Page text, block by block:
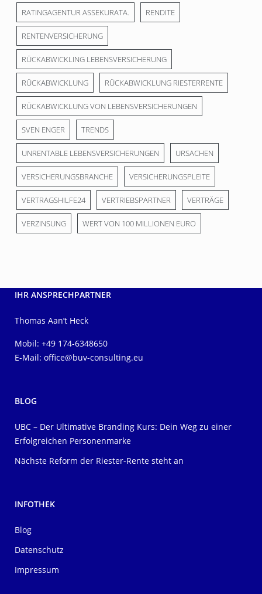
RATINGAGENTUR ASSEKURATA. RENDITE
RENTENVERSICHERUNG
RÜCKABWICKLING LEBENSVERSICHERUNG
RÜCKABWICKLUNG RÜCKABWICKLUNG RIESTERRENTE
RÜCKABWICKLUNG VON LEBENSVERSICHERUNGEN
SVEN ENGER TRENDS
UNRENTABLE LEBENSVERSICHERUNGEN URSACHEN
VERSICHERUNGSBRANCHE VERSICHERUNGSPLEITE
VERTRAGSHILFE24 VERTRIEBSPARTNER VERTRÄGE
VERZINSUNG WERT VON 100 MILLIONEN EURO
IHR ANSPRECHPARTNER
Thomas Aan’t Heck
Mobil: +49 174-6348650
E-Mail: office@buv-consulting.eu
BLOG
UBC – Der Ultimative Branding Kurs: Dein Weg zu einer
Erfolgreichen Personenmarke
Nächste Reform der Riester-Rente steht an
INFOTHEK
Blog
Datenschutz
Impressum